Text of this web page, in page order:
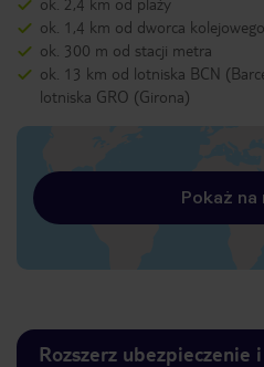
ok. 1,4 km od dworca kolejowego
ok. 300 m od stacji metra
ok. 13 km od lotniska BCN
lotniska GRO (Girona)
Pokaż na
Rozszerz ubezpieczenie